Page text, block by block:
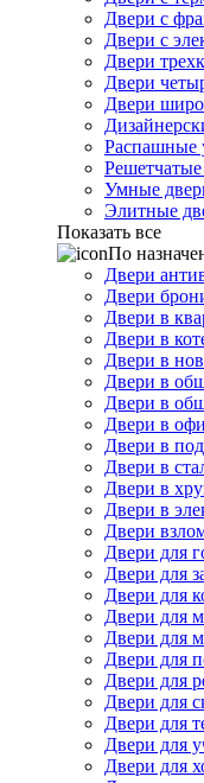
Двери с
Двери с
Двери
Двери
Двери
Распашные
Умные
Элитные
Показать все
По
Двери
Двери
Двери в
Двери в
Двери в
Двери в
Двери в
Двери в
Двери в
Двери в
Двери в
Двери в
Двери
Двери для
Двери для
Двери для
Двери для
Двери для
Двери для
Двери для
Двери для
Двери для
Двери для
Двери для